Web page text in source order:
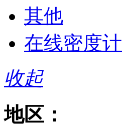
其他
在线密度计
收起
地区：